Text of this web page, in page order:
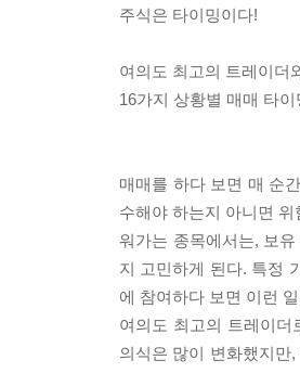
주식은 타이밍이다!
여의도 최고의 트레이더
16가지 상황별 매매 타
매매를 하다 보면 매 순
수해야 하는지 아니면
워가는 종목에서는, 보
지 고민하게 된다. 특정
에 참여하다 보면 이런
여의도 최고의 트레이
의식은 많이 변화했지만